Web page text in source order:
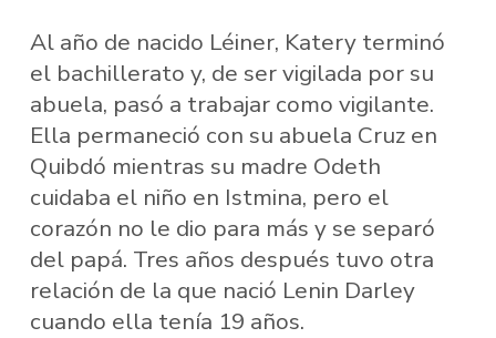
Al año de nacido Léiner, Katery terminó
el bachillerato y, de ser vigilada por su
abuela, pasó a trabajar como vigilante.
Ella permaneció con su abuela Cruz en
Quibdó mientras su madre Odeth
cuidaba el niño en Istmina, pero el
corazón no le dio para más y se separó
del papá. Tres años después tuvo otra
relación de la que nació Lenin Darley
cuando ella tenía 19 años.